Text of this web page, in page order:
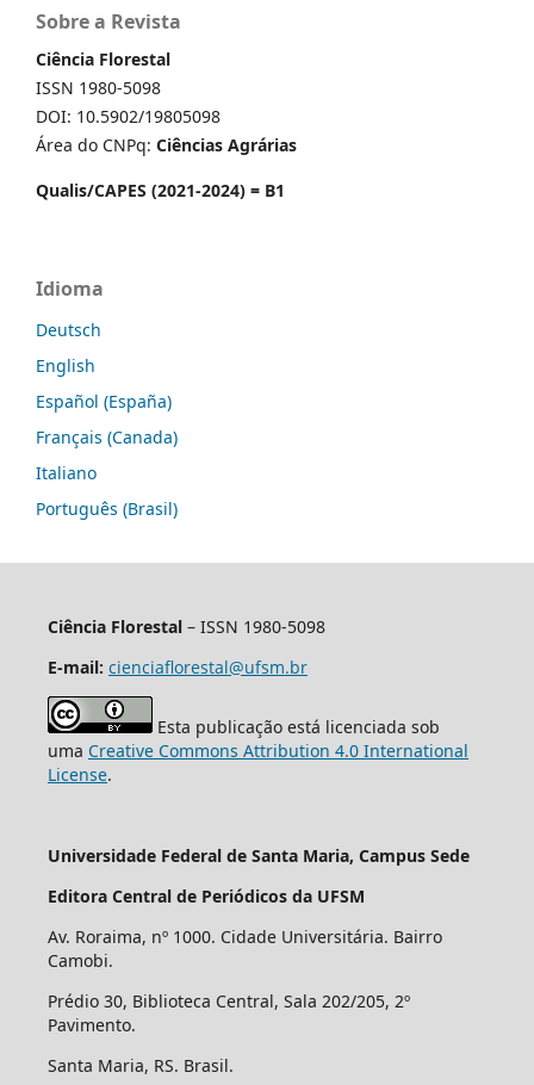
Sobre a Revista
Ciência Florestal
ISSN 1980-5098
DOI: 10.5902/19805098
Área do CNPq: Ciências Agrárias
Qualis/CAPES (2021-2024) = B1
Idioma
Deutsch
English
Español (España)
Français (Canada)
Italiano
Português (Brasil)
Ciência Florestal– ISSN 1980-5098
E-mail: cienciaflorestal@ufsm.br
Esta publicação está licenciada sob
uma Creative Commons Attribution 4.0 International
License.
Universidade Federal de Santa Maria, Campus Sede
Editora Central de Periódicos da UFSM
Av. Roraima, nº 1000. Cidade Universitária. Bairro
Camobi.
Prédio 30, Biblioteca Central, Sala 202/205, 2º
Pavimento.
Santa Maria, RS. Brasil.